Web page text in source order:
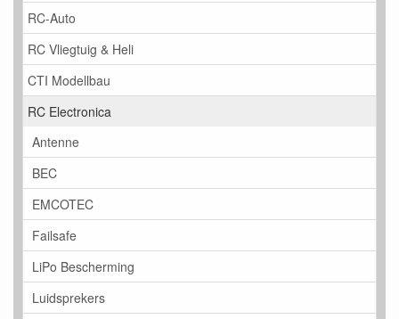
RC-Auto
RC Vliegtuig & Heli
CTI Modellbau
RC Electronica
Antenne
BEC
EMCOTEC
Failsafe
LiPo Bescherming
Luidsprekers